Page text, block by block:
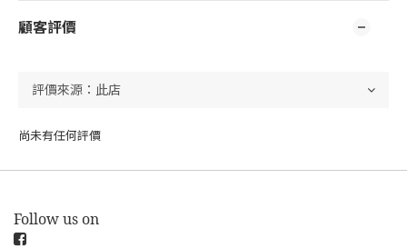
顧客評價
尚未有任何評價
Follow us on